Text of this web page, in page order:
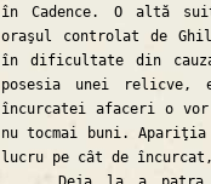
în Cadence. O altă
oraşul controlat de
în dificultate din
posesia unei relicve,
încurcatei afaceri o vor
nu tocmai buni.
lucru pe cât de